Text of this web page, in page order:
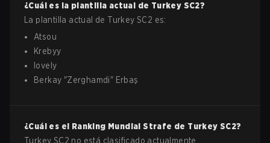
¿Cuál es la plantilla actual de Turkey SC2?
La plantilla actual de Turkey SC2 es:
Atsou
Krebyy
lovely
Berkay "Zerghamdi" Erbaş
¿Cuál es el Ranking Mundial Strafe de Turkey SC2?
Turkey SC2 no está clasificado actualmente.